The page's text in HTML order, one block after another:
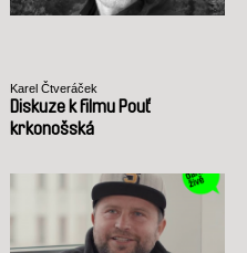
Karel Čtveráček
Diskuze k filmu Pouť
krkonošská